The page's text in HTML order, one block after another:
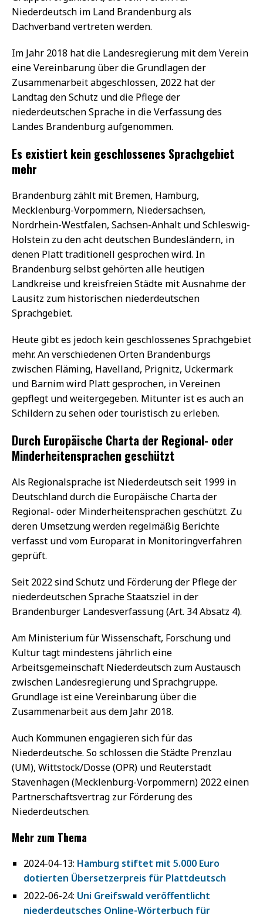
Niederdeutsch im Land Brandenburg als
Dachverband vertreten werden.
Im Jahr 2018 hat die Landesregierung mit dem Verein
eine Vereinbarung über die Grundlagen der
Zusammenarbeit abgeschlossen, 2022 hat der
Landtag den Schutz und die Pflege der
niederdeutschen Sprache in die Verfassung des
Landes Brandenburg aufgenommen.
Es existiert kein geschlossenes Sprachgebiet
mehr
Brandenburg zählt mit Bremen, Hamburg,
Mecklenburg-Vorpommern, Niedersachsen,
Nordrhein-Westfalen, Sachsen-Anhalt und Schleswig-
Holstein zu den acht deutschen Bundesländern, in
denen Platt traditionell gesprochen wird. In
Brandenburg selbst gehörten alle heutigen
Landkreise und kreisfreien Städte mit Ausnahme der
Lausitz zum historischen niederdeutschen
Sprachgebiet.
Heute gibt es jedoch kein geschlossenes Sprachgebiet
mehr. An verschiedenen Orten Brandenburgs
zwischen Fläming, Havelland, Prignitz, Uckermark
und Barnim wird Platt gesprochen, in Vereinen
gepflegt und weitergegeben. Mitunter ist es auch an
Schildern zu sehen oder touristisch zu erleben.
Durch Europäische Charta der Regional- oder
Minderheitensprachen geschützt
Als Regionalsprache ist Niederdeutsch seit 1999 in
Deutschland durch die Europäische Charta der
Regional- oder Minderheitensprachen geschützt. Zu
deren Umsetzung werden regelmäßig Berichte
verfasst und vom Europarat in Monitoringverfahren
geprüft.
Seit 2022 sind Schutz und Förderung der Pflege der
niederdeutschen Sprache Staatsziel in der
Brandenburger Landesverfassung (Art. 34 Absatz 4).
Am Ministerium für Wissenschaft, Forschung und
Kultur tagt mindestens jährlich eine
Arbeitsgemeinschaft Niederdeutsch zum Austausch
zwischen Landesregierung und Sprachgruppe.
Grundlage ist eine Vereinbarung über die
Zusammenarbeit aus dem Jahr 2018.
Auch Kommunen engagieren sich für das
Niederdeutsche. So schlossen die Städte Prenzlau
(UM), Wittstock/Dosse (OPR) und Reuterstadt
Stavenhagen (Mecklenburg-Vorpommern) 2022 einen
Partnerschaftsvertrag zur Förderung des
Niederdeutschen.
Mehr zum Thema
2024-04-13: Hamburg stiftet mit 5.000 Euro
dotierten Übersetzerpreis für Plattdeutsch
2022-06-24: Uni Greifswald veröffentlicht
niederdeutsches Online-Wörterbuch für